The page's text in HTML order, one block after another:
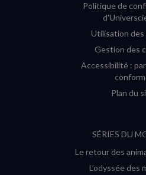
Politique de
Utilisation des
Gestion des
Accessibilité :
Plan du
SÉRIES DU
Le retour des
L’odyssée des